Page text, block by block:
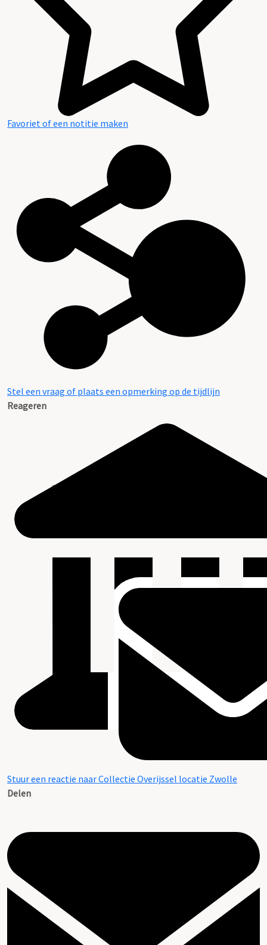
Favoriet of een notitie maken
Stel een vraag of plaats een opmerking op de tijdlijn
Reageren
Stuur een reactie naar Collectie Overijssel locatie Zwolle
Delen